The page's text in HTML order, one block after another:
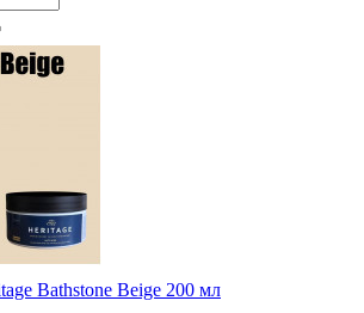
Bathstone Beige 200 мл